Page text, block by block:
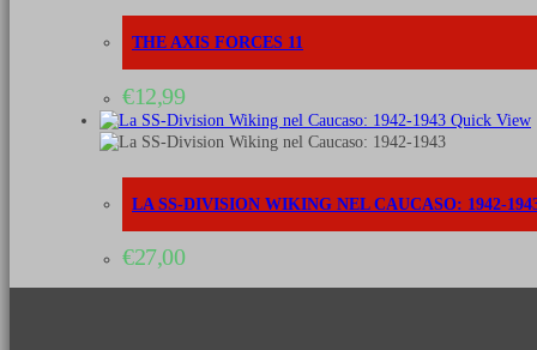
THE AXIS FORCES 11
€12,99
Quick View
LA SS-DIVISION WIKING NEL CAUCASO: 1942-
€27,00